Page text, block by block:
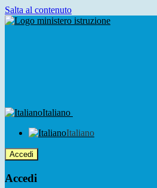
Salta al contenuto
Italiano
Italiano
Accedi
Accedi